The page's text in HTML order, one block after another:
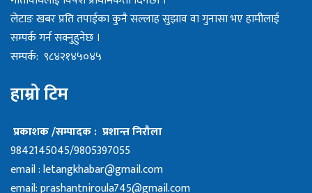
लेटाङ खबर प्रति तपाईका कुनै सल्लाह सुझाव वा गुनासा भए हामीलाई
सम्पर्क गर्न सक्नुहुनेछ ।
सम्पर्क: ९८४२१४५०४५
हाम्रो टिम
प्रकाशक /सम्पादक : प्रशान्त निरौला
9842145045/9805397055
email :letangkhabar@gmail.com
email:prashantniroula745@gmail.com